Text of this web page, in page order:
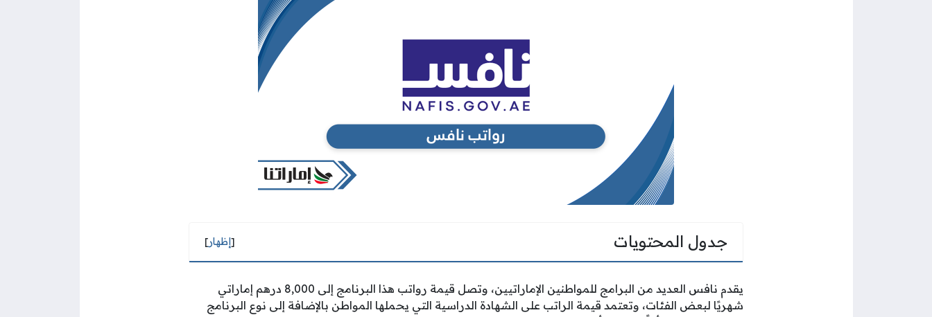
جدول المحتويات [إظهار]
يقدم نافس العديد من البرامج للمواطنين الإماراتيين، وتصل قيمة رواتب هذا البرنامج إلى 8,000 درهم إماراتي
شهريًا لبعض الفئات، وتعتمد قيمة الراتب على الشهادة الدراسية التي يحملها المواطن بالإضافة إلى نوع البرنامج